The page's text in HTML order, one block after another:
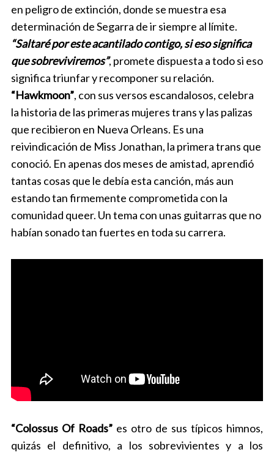
en peligro de extinción, donde se muestra esa
determinación de Segarra de ir siempre al límite.
“Saltaré por este acantilado contigo, si eso significa
que sobreviviremos”, promete dispuesta a todo si eso
significa triunfar y recomponer su relación.
“Hawkmoon”, con sus versos escandalosos, celebra
la historia de las primeras mujeres trans y las palizas
que recibieron en Nueva Orleans. Es una
reivindicación de Miss Jonathan, la primera trans que
conoció. En apenas dos meses de amistad, aprendió
tantas cosas que le debía esta canción, más aun
estando tan firmemente comprometida con la
comunidad queer. Un tema con unas guitarras que no
habían sonado tan fuertes en toda su carrera.
“Colossus Of Roads” es otro de sus típicos himnos,
quizás el definitivo, a los sobrevivientes y a los